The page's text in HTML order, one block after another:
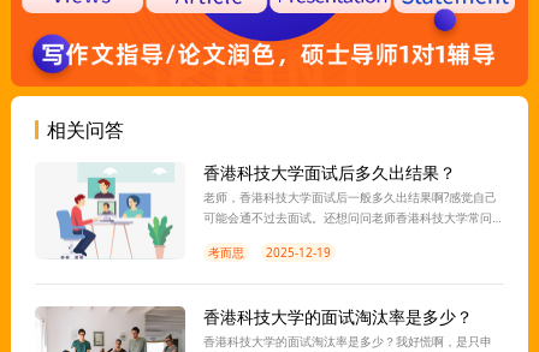
相关问答
香港科技大学面试后多久出结果？
老师，香港科技大学面试后一般多久出结果啊?感觉自己
可能会通不过去面试。还想问问老师香港科技大学常问
脚。
考而思 2025-12-19
香港科技大学的面试淘汰率是多少？
香港科技大学的面试淘汰率是多少？我好慌啊，是只申